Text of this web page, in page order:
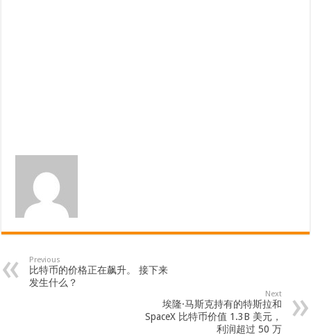
Previous
比特币的价格正在飙升。 接下来
发生什么？
Next
埃隆·马斯克持有的特斯拉和
SpaceX 比特币价值 1.3B 美元，
利润超过 50 万